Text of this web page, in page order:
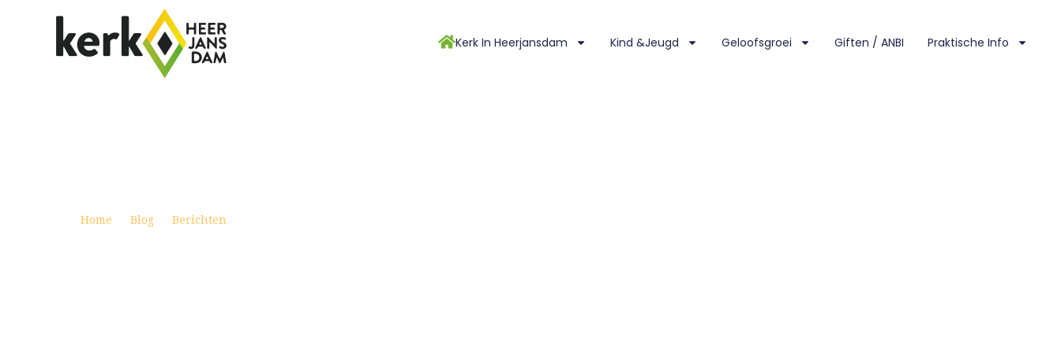
Kerk In Heerjansdam Kind &Jeugd Geloofsgroei Giften / ANBI Praktische Info
Home Blog Berichten